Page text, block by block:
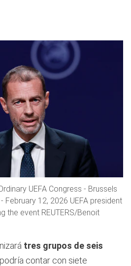
UEFA Congress - Brussels
February 12, 2026 UEFA president
the event REUTERS/Benoit
tres grupos de seis
contar con siete